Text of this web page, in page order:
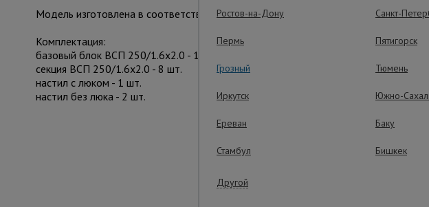
Модель изготовлена в соответствии с требованиями ГОСТ Р 58755-2019.
Комплектация:
базовый блок ВСП 250/1.6х2.0 - 1 шт.
секция ВСП 250/1.6х2.0 - 8 шт.
настил с люком - 1 шт.
настил без люка - 2 шт.
Важные преимущества –
Ростов-на-Дону Санкт-
Пермь Пятигорск
Грозный Тюмень
Иркутск Южно-
Ереван Баку
Стамбул Бишкек
Другой